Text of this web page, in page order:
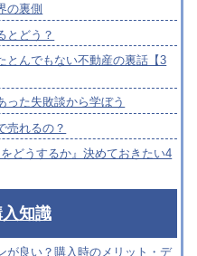
の裏側
とどう？
とんでもない不動産の裏話【3
った失敗談から学ぼう
売れるの？
どうするか』決めておきたい4
知識
が良い？購入時のメリット・デ